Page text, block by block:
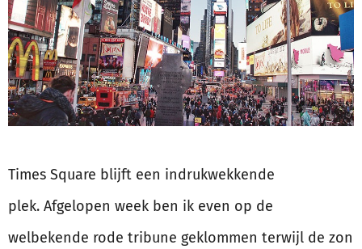
Times Square blijft een indrukwekkende
plek. Afgelopen week ben ik even op de
welbekende rode tribune geklommen terwijl de zon